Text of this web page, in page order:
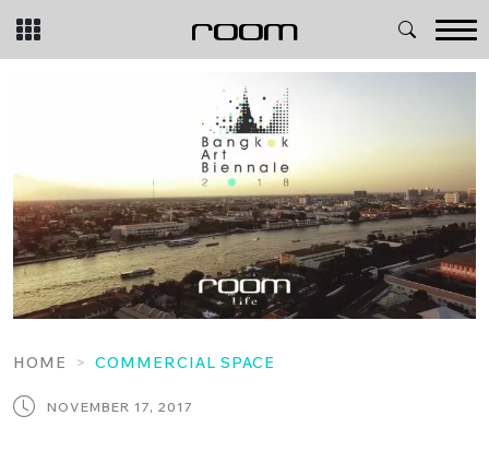
Skip
content
HOME COMMERCIAL SPACE
NOVEMBER 17, 2017